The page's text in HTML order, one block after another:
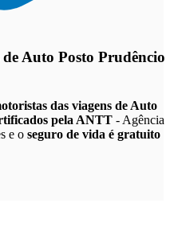
Auto Posto Prudêncio
das viagens de Auto
pela ANTT - Agência
e o seguro de vida é gratuito